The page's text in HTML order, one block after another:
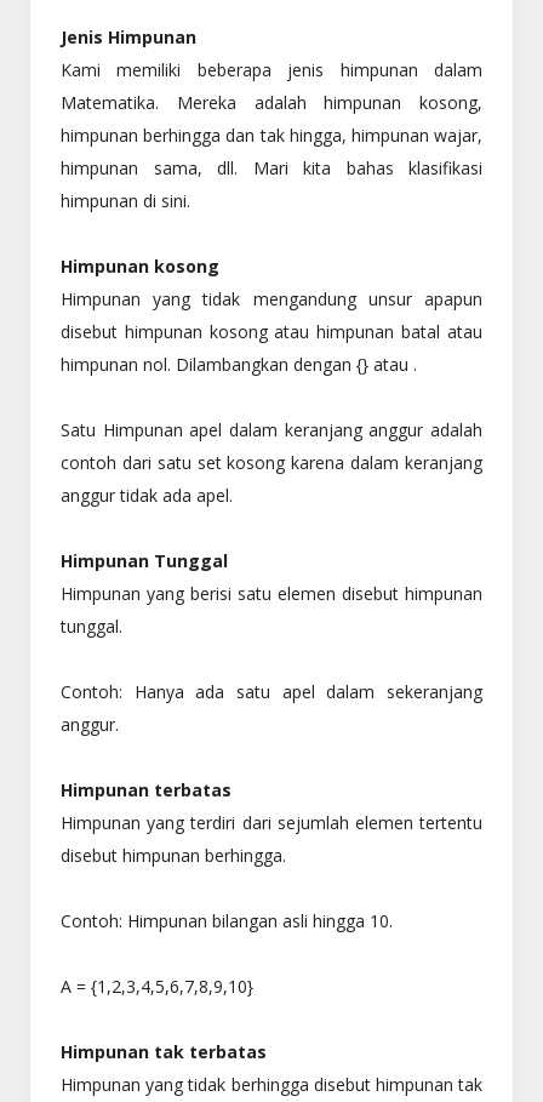
Jenis Himpunan
Kami memiliki beberapa jenis himpunan dalam
Matematika. Mereka adalah himpunan kosong,
himpunan berhingga dan tak hingga, himpunan wajar,
himpunan sama, dll. Mari kita bahas klasifikasi
himpunan di sini.
Himpunan kosong
Himpunan yang tidak mengandung unsur apapun
disebut himpunan kosong atau himpunan batal atau
himpunan nol. Dilambangkan dengan {} atau .
Satu Himpunan apel dalam keranjang anggur adalah
contoh dari satu set kosong karena dalam keranjang
anggur tidak ada apel.
Himpunan Tunggal
Himpunan yang berisi satu elemen disebut himpunan
tunggal.
Contoh: Hanya ada satu apel dalam sekeranjang
anggur.
Himpunan terbatas
Himpunan yang terdiri dari sejumlah elemen tertentu
disebut himpunan berhingga.
Contoh: Himpunan bilangan asli hingga 10.
A = {1,2,3,4,5,6,7,8,9,10}
Himpunan tak terbatas
Himpunan yang tidak berhingga disebut himpunan tak